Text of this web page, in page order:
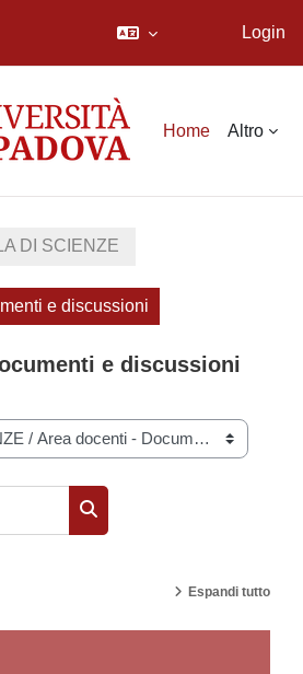
Login
Home Altro
DI SCIENZE
e discussioni
e discussioni
Cerca corsi
Espandi tutto